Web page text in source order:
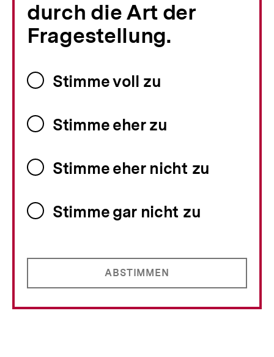
durch die Art der
Fragestellung.
Stimme voll zu
Stimme eher zu
Stimme eher nicht zu
Stimme gar nicht zu
ABSTIMMEN